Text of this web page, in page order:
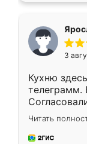
3
Кухню
телеграмм.
недели
довольны
мебель за
Читать